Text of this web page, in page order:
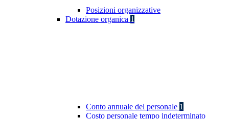
Posizioni organizzative
Dotazione organica 1
Conto annuale del personale 1
Costo personale tempo indeterminato